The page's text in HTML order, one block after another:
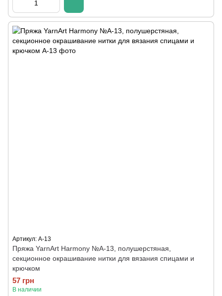
Артикул: A-13
Пряжа YarnArt Harmony №А-13, полушерстяная,
секционное окрашивание нитки для вязания спицами и
крючком
57 грн
В наличии